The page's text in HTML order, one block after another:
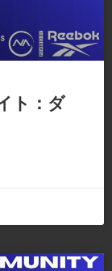
ト：ダ